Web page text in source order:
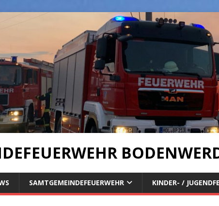
SAMTGEMEINDEFEUERWEHR KINDER- /